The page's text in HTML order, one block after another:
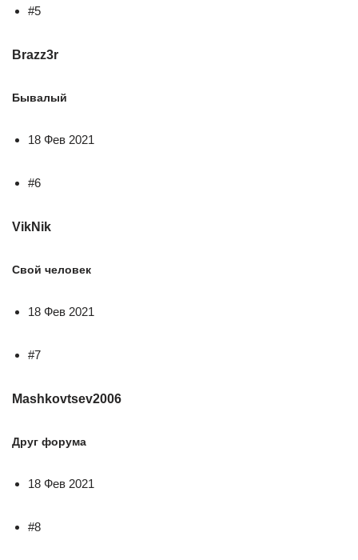
#5
Brazz3r
Бывалый
18 Фев 2021
#6
VikNik
Свой человек
18 Фев 2021
#7
Mashkovtsev2006
Друг форума
18 Фев 2021
#8